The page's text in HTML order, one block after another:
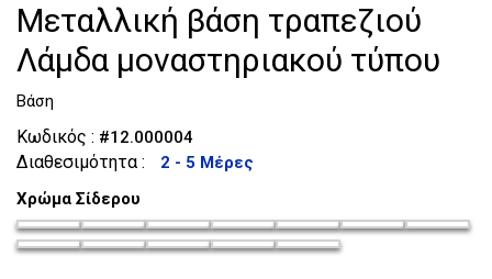
Μεταλλική βάση τραπεζιού
Λάμδα μοναστηριακού τύπου
Βάση
Κωδικός : #12.000004
Διαθεσιμότητα :
2 - 5 Μέρες
Χρώμα Σίδερου
chroma-siderou_35
chroma-siderou_36
chroma-siderou_37
chroma-siderou_38
chroma-siderou_39
chroma-chroma-
chroma-siderou_42
chroma-siderou_43
chroma-siderou_44
chroma-siderou_45
chroma-siderou_46